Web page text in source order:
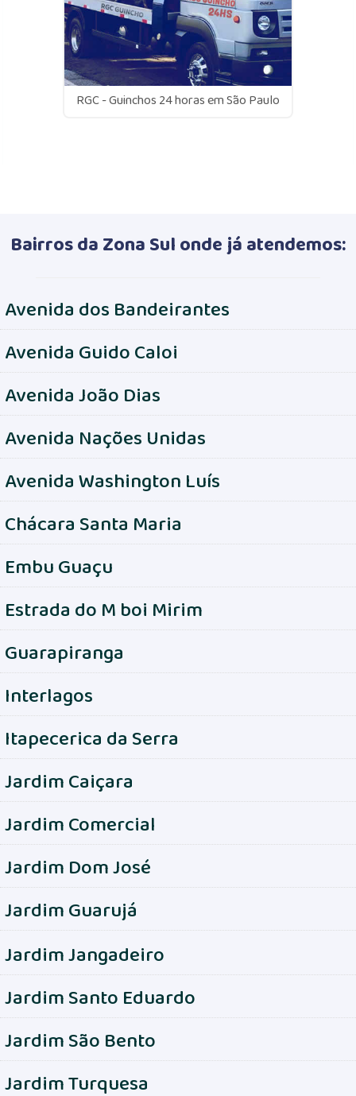
RGC - Guinchos 24 horas em São Paulo
Bairros da Zona Sul onde já atendemos:
Avenida dos Bandeirantes
Avenida Guido Caloi
Avenida João Dias
Avenida Nações Unidas
Avenida Washington Luís
Chácara Santa Maria
Embu Guaçu
Estrada do M boi Mirim
Guarapiranga
Interlagos
Itapecerica da Serra
Jardim Caiçara
Jardim Comercial
Jardim Dom José
Jardim Guarujá
Jardim Jangadeiro
Jardim Santo Eduardo
Jardim São Bento
Jardim Turquesa